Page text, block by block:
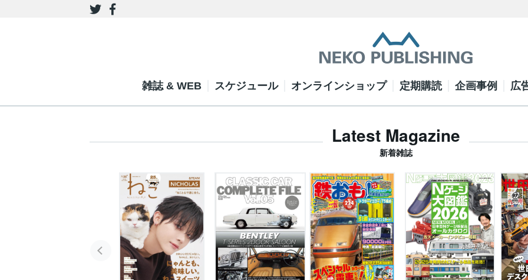
雑誌 & WEB スケジュール オンラインショップ 定期購読 企画事例 広
Latest Magazine
新着雑誌